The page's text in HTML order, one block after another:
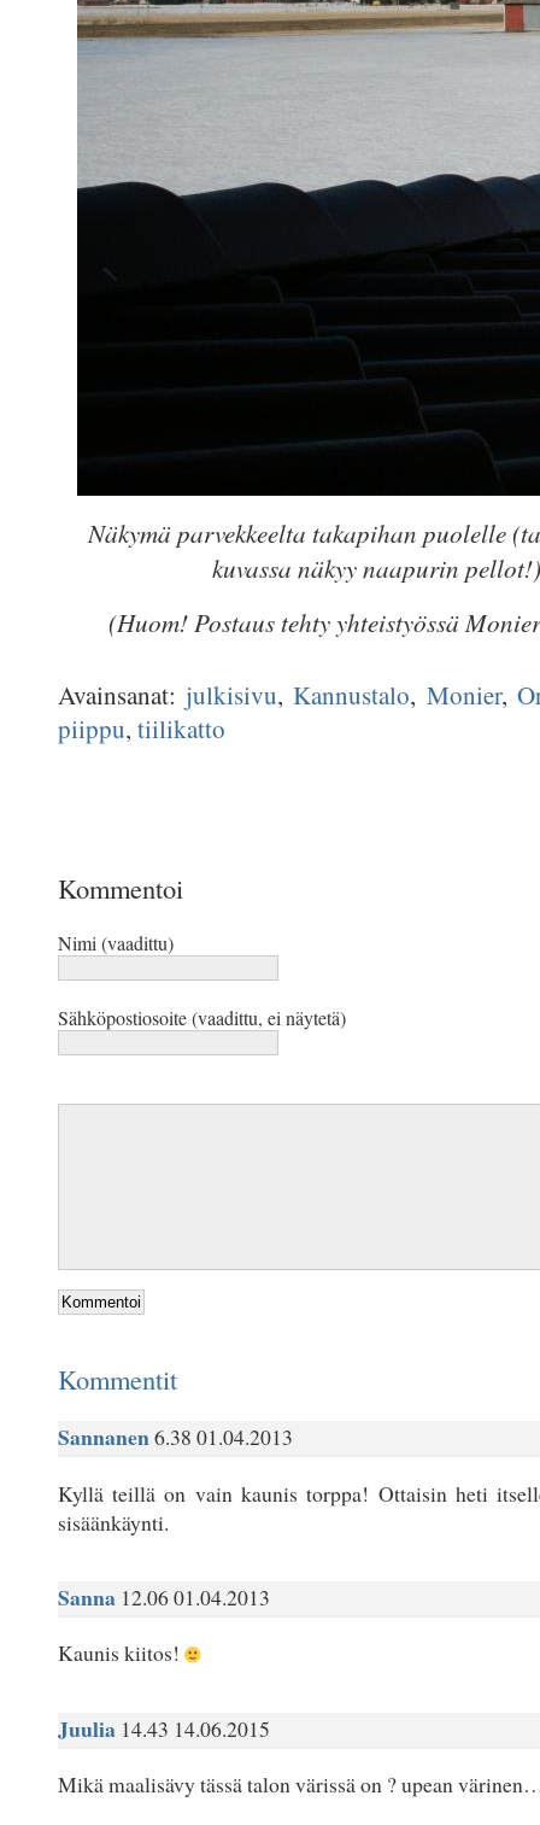
Näkymä parvekkeelta takapihan puolelle
kuvassa näkyy naapurin pellot!)
(Huom! Postaus tehty yhteistyössä
Avainsanat: julkisivu,Kannustalo, Monier,
piippu, tiilikatto
Kommentoi
Nimi (vaadittu)
Sähköpostiosoite (vaadittu, ei näytetä)
Kommentit
Sannanen6.38 01.04.2013
Kyllä teillä on vain kaunis torppa! Ottaisin heti
sisäänkäynti.
Sanna12.06 01.04.2013
Kaunis kiitos!
Juulia 14.43 14.06.2015
Mikä maalisävy tässä talon värissä on ? upean